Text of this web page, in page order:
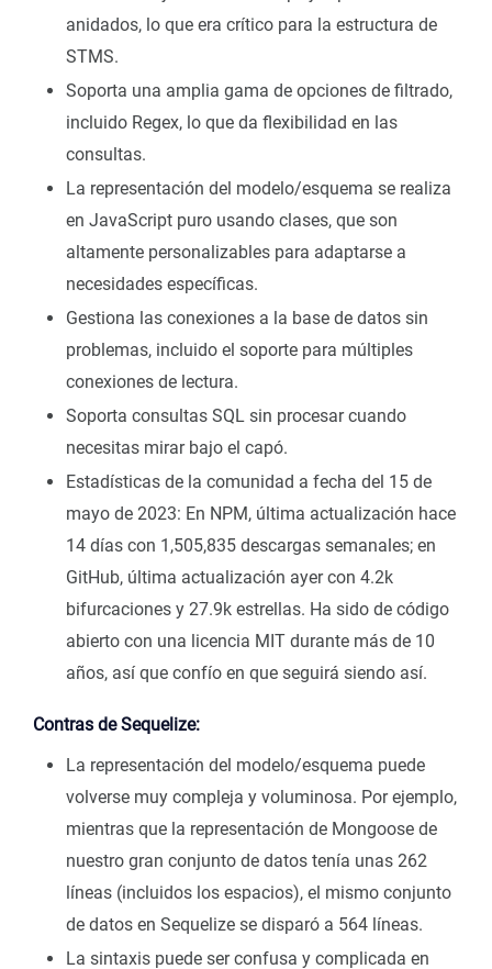
anidados, lo que era crítico para la estructura de
STMS.
Soporta una amplia gama de opciones de filtrado,
incluido Regex, lo que da flexibilidad en las
consultas.
La representación del modelo/esquema se realiza
en JavaScript puro usando clases, que son
altamente personalizables para adaptarse a
necesidades específicas.
Gestiona las conexiones a la base de datos sin
problemas, incluido el soporte para múltiples
conexiones de lectura.
Soporta consultas SQL sin procesar cuando
necesitas mirar bajo el capó.
Estadísticas de la comunidad a fecha del 15 de
mayo de 2023: En NPM, última actualización hace
14 días con 1,505,835 descargas semanales; en
GitHub, última actualización ayer con 4.2k
bifurcaciones y 27.9k estrellas. Ha sido de código
abierto con una licencia MIT durante más de 10
años, así que confío en que seguirá siendo así.
Contras de Sequelize:
La representación del modelo/esquema puede
volverse muy compleja y voluminosa. Por ejemplo,
mientras que la representación de Mongoose de
nuestro gran conjunto de datos tenía unas 262
líneas (incluidos los espacios), el mismo conjunto
de datos en Sequelize se disparó a 564 líneas.
La sintaxis puede ser confusa y complicada en